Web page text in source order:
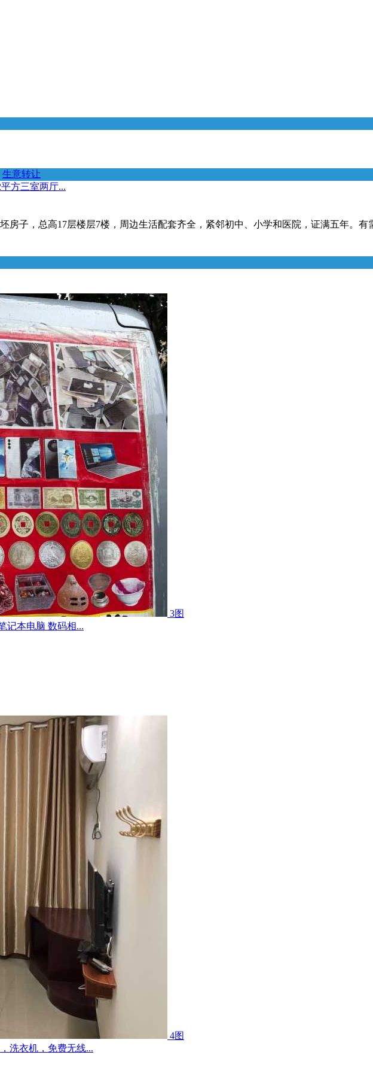
生意转让
方三室两厅...
子，总高17层楼层7楼，周边生活配套齐全，紧邻初中、小学和医院，证满五年。有
3图
记本电脑 数码相...
4图
洗衣机，免费无线...